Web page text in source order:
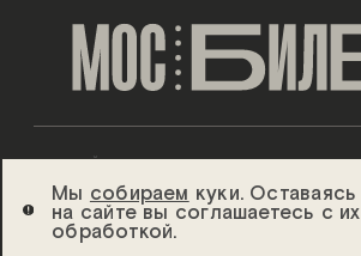
2026 ©ТЕАТР «СОВРЕМЕННИК»
ДИЗАЙН ESH GRUPPA
Мы собираем куки. Оставаясь
на сайте вы соглашаетесь с их
обработкой.